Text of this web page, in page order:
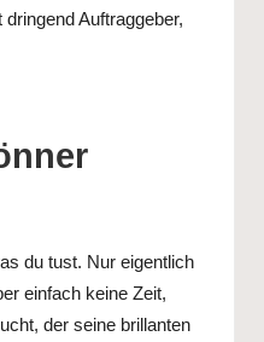
Auftraggeber,
du tust. Nur eigentlich
einfach keine Zeit,
der seine brillanten